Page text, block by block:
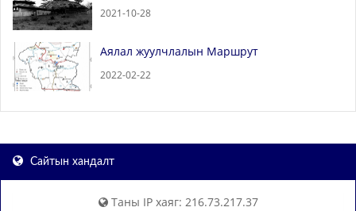
2021-10-28
Аялал жуулчлалын Маршрут
2022-02-22
Сайтын хандалт
Таны IP хаяг: 216.73.217.37